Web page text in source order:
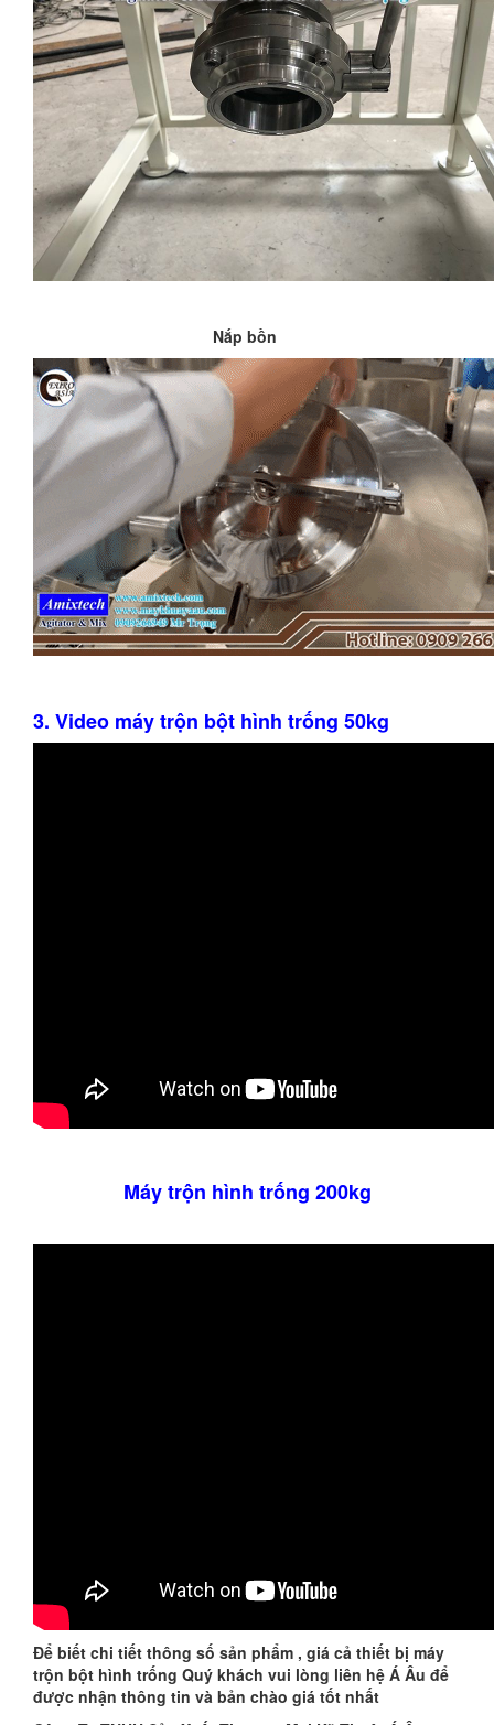
Nắp bồn
3. Video máy trộn bột hình trống 50kg
Máy trộn hình trống 200kg
Để biết chi tiết thông số sản phẩm , giá cả thiết bị máy
trộn bột hình trống Quý khách vui lòng liên hệ Á Âu để
được nhận thông tin và bản chào giá tốt nhất